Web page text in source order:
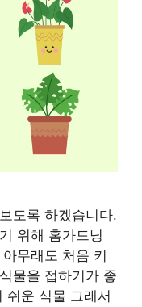
도록 하겠습니다.
위해 홈가드닝
무래도 처음 키
물을 접하기가 좋
쉬운 식물 그래서